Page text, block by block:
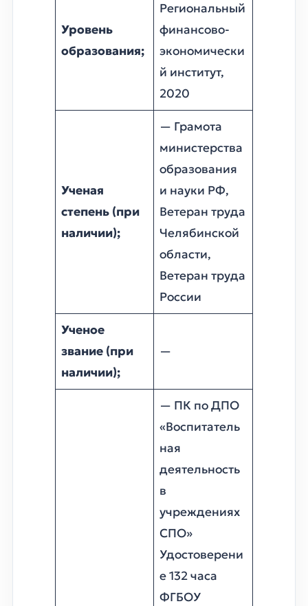
Уровень
образования;
Региональный
финансово-
экономически
й институт,
2020
Ученая
степень (при
наличии);
— Грамота
министерства
образования
и науки РФ,
Ветеран труда
Челябинской
области,
Ветеран труда
России
Ученое
звание (при
наличии);
—
— ПК по ДПО
«Воспитатель
ная
деятельность
в
учреждениях
СПО»
Удостоверени
е 132 часа
ФГБОУ